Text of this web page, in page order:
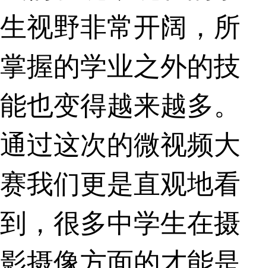
生视野非常开阔，所
掌握的学业之外的技
能也变得越来越多。
通过这次的微视频大
赛我们更是直观地看
到，很多中学生在摄